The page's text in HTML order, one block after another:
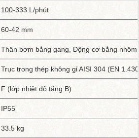
100-333 L/phút
60-42 mm
Thân bơm bằng gang, Động cơ bằng nhôm
Trục trong thép không gỉ AISI 304 (EN
F (lớp nhiệt độ tăng B)
IP55
33.5 kg